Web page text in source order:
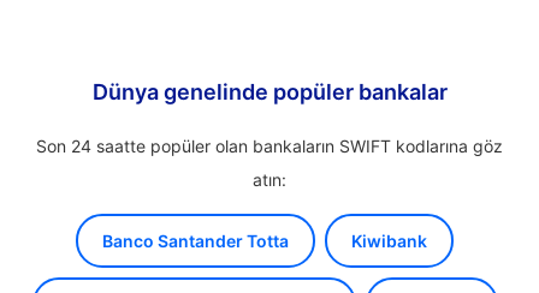
Dünya genelinde popüler bankalar
Son 24 saatte popüler olan bankaların SWIFT kodlarına göz
atın:
Banco Santander Totta Kiwibank